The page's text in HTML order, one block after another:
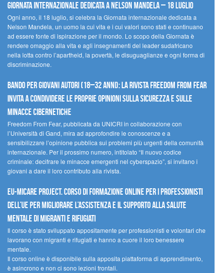
Giornata internazionale dedicata a Nelson Mandela – 18 luglio
Ogni anno, il 18 luglio, si celebra la Giornata internazionale dedicata a
Nelson Mandela, un uomo la cui vita e i cui valori sono stati e continuano
ad essere fonte di ispirazione per il mondo. Lo scopo della Giornata è
rendere omaggio alla vita e agli insegnamenti del leader sudafricano
nella lotta contro l’apartheid, la povertà, le disuguaglianze e ogni forma di
discriminazione.
Bando per giovani autori (18–32 anni): la Rivista Freedom From Fear
invita a condividere le proprie opinioni sulla sicurezza e sulle
minacce cibernetiche
Freedom From Fear, pubblicata da UNICRI in collaborazione con
l’Università di Gand, mira ad approfondire le conoscenze e a
sensibilizzare l’opinione pubblica sui problemi più urgenti della comunità
internazionale. Per il prossimo numero, intitolato “Il nuovo codice
criminale: decifrare le minacce emergenti nel cyberspazio”, si invitano i
giovani a dare il loro contributo alla rivista.
EU-MiCare Project. Corso di formazione online per i professionisti
dell’UE per migliorare l’assistenza e il supporto alla salute
mentale di migranti e rifugiati
Il corso è stato sviluppato appositamente per professionisti e volontari che
lavorano con migranti e rifugiati e hanno a cuore il loro benessere
mentale.
Il corso online è disponibile sulla apposita piattaforma di apprendimento,
è asincrono e non ci sono lezioni frontali.